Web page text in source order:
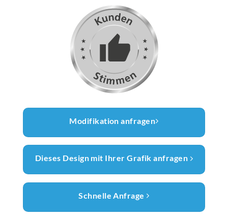
Modifikation anfragen
Dieses Design mit Ihrer Grafik anfragen
Schnelle Anfrage